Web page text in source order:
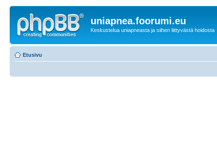
uniapnea.foorumi.eu
Keskustelua uniapneasta ja siihen liittyvästä hoidosta
Etusivu